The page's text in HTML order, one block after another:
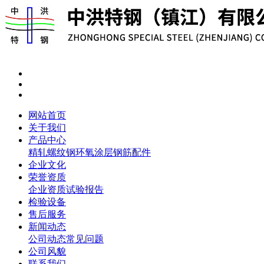
网站首页
关于我们
产品中心
精轧螺纹钢环氧涂层钢筋配件
企业文化
荣誉资质
企业资质试验报告
检验设备
售后服务
新闻动态
公司动态常见问题
公司风貌